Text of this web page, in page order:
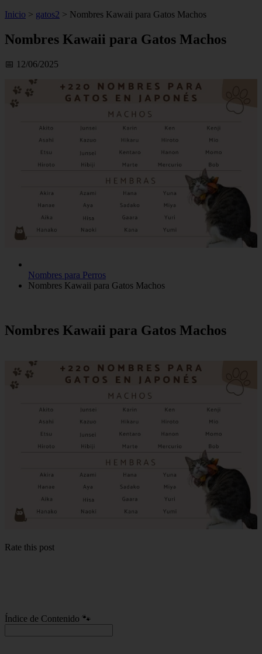
Inicio > gatos2 > Nombres Kawaii para Gatos Machos
Nombres Kawaii para Gatos Machos
📅 12/06/2025
Nombres para Perros
Nombres Kawaii para Gatos Machos
Nombres Kawaii para Gatos Machos
Rate this post
Índice de Contenido 🐾